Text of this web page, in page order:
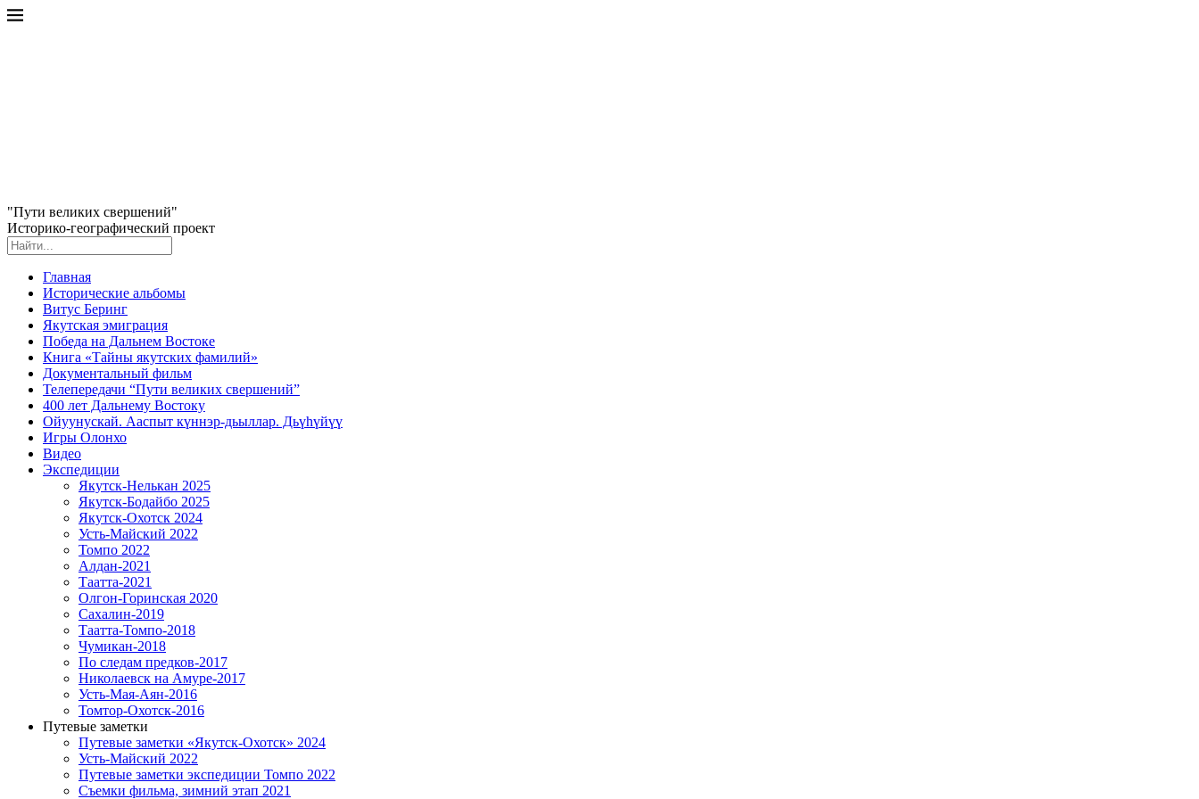
"Пути великих свершений"
Историко-географический проект
Главная
Исторические альбомы
Витус Беринг
Якутская эмиграция
Победа на Дальнем Востоке
Книга «Тайны якутских фамилий»
Документальный фильм
Телепередачи “Пути великих свершений”
400 лет Дальнему Востоку
Ойуунускай. Ааспыт күннэр-дьыллар. Дьүһүйүү
Игры Олонхо
Видео
Экспедиции
Якутск-Нелькан 2025
Якутск-Бодайбо 2025
Якутск-Охотск 2024
Усть-Майский 2022
Томпо 2022
Алдан-2021
Таатта-2021
Олгон-Горинская 2020
Сахалин-2019
Таатта-Томпо-2018
Чумикан-2018
По следам предков-2017
Николаевск на Амуре-2017
Усть-Мая-Аян-2016
Томтор-Охотск-2016
Путевые заметки
Путевые заметки «Якутск-Охотск» 2024
Усть-Майский 2022
Путевые заметки экспедиции Томпо 2022
Съемки фильма, зимний этап 2021